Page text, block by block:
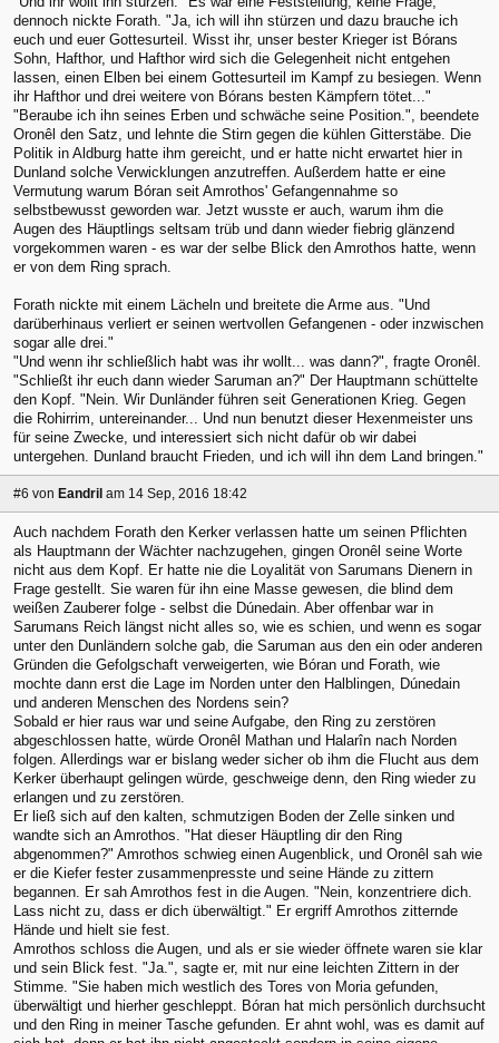
dennoch nickte Forath. "Ja, ich will ihn stürzen und dazu brauche ich
euch und euer Gottesurteil. Wisst ihr, unser bester Krieger ist Bórans
Sohn, Hafthor, und Hafthor wird sich die Gelegenheit nicht entgehen
lassen, einen Elben bei einem Gottesurteil im Kampf zu besiegen. Wenn
ihr Hafthor und drei weitere von Bórans besten Kämpfern tötet..."
"Beraube ich ihn seines Erben und schwäche seine Position.", beendete
Oronêl den Satz, und lehnte die Stirn gegen die kühlen Gitterstäbe. Die
Politik in Aldburg hatte ihm gereicht, und er hatte nicht erwartet hier in
Dunland solche Verwicklungen anzutreffen. Außerdem hatte er eine
Vermutung warum Bóran seit Amrothos' Gefangennahme so
selbstbewusst geworden war. Jetzt wusste er auch, warum ihm die
Augen des Häuptlings seltsam trüb und dann wieder fiebrig glänzend
vorgekommen waren - es war der selbe Blick den Amrothos hatte, wenn
er von dem Ring sprach.
Forath nickte mit einem Lächeln und breitete die Arme aus. "Und
darüberhinaus verliert er seinen wertvollen Gefangenen - oder inzwischen
sogar alle drei."
"Und wenn ihr schließlich habt was ihr wollt... was dann?", fragte Oronêl.
"Schließt ihr euch dann wieder Saruman an?" Der Hauptmann schüttelte
den Kopf. "Nein. Wir Dunländer führen seit Generationen Krieg. Gegen
die Rohirrim, untereinander... Und nun benutzt dieser Hexenmeister uns
für seine Zwecke, und interessiert sich nicht dafür ob wir dabei
untergehen. Dunland braucht Frieden, und ich will ihn dem Land bringen."
#6 von Eandril am 14 Sep, 2016 18:42
Auch nachdem Forath den Kerker verlassen hatte um seinen Pflichten
als Hauptmann der Wächter nachzugehen, gingen Oronêl seine Worte
nicht aus dem Kopf. Er hatte nie die Loyalität von Sarumans Dienern in
Frage gestellt. Sie waren für ihn eine Masse gewesen, die blind dem
weißen Zauberer folge - selbst die Dúnedain. Aber offenbar war in
Sarumans Reich längst nicht alles so, wie es schien, und wenn es sogar
unter den Dunländern solche gab, die Saruman aus den ein oder anderen
Gründen die Gefolgschaft verweigerten, wie Bóran und Forath, wie
mochte dann erst die Lage im Norden unter den Halblingen, Dúnedain
und anderen Menschen des Nordens sein?
Sobald er hier raus war und seine Aufgabe, den Ring zu zerstören
abgeschlossen hatte, würde Oronêl Mathan und Halarîn nach Norden
folgen. Allerdings war er bislang weder sicher ob ihm die Flucht aus dem
Kerker überhaupt gelingen würde, geschweige denn, den Ring wieder zu
erlangen und zu zerstören.
Er ließ sich auf den kalten, schmutzigen Boden der Zelle sinken und
wandte sich an Amrothos. "Hat dieser Häuptling dir den Ring
abgenommen?" Amrothos schwieg einen Augenblick, und Oronêl sah wie
er die Kiefer fester zusammenpresste und seine Hände zu zittern
begannen. Er sah Amrothos fest in die Augen. "Nein, konzentriere dich.
Lass nicht zu, dass er dich überwältigt." Er ergriff Amrothos zitternde
Hände und hielt sie fest.
Amrothos schloss die Augen, und als er sie wieder öffnete waren sie klar
und sein Blick fest. "Ja.", sagte er, mit nur eine leichten Zittern in der
Stimme. "Sie haben mich westlich des Tores von Moria gefunden,
überwältigt und hierher geschleppt. Bóran hat mich persönlich durchsucht
und den Ring in meiner Tasche gefunden. Er ahnt wohl, was es damit auf